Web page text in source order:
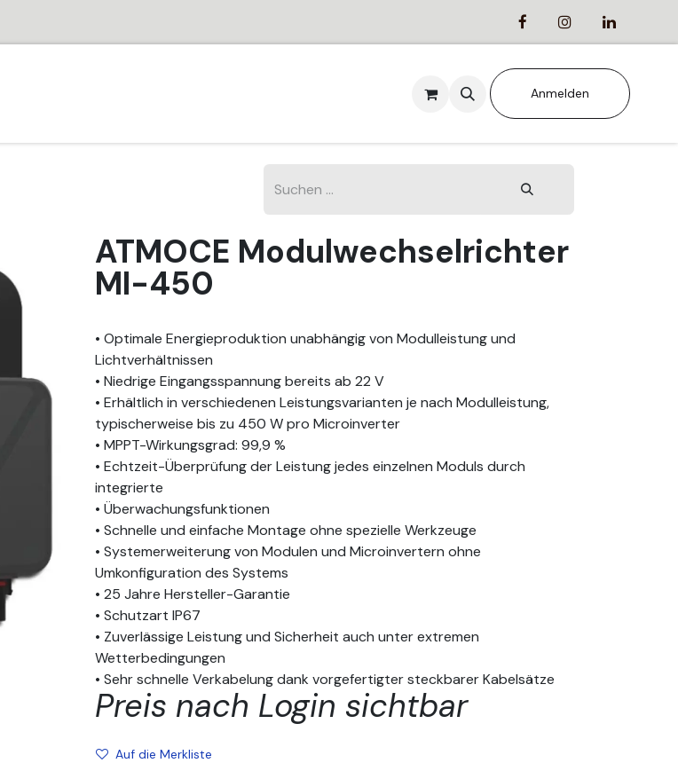
Anmelden
ATMOCE Modulwechselrichter
MI-450
• Optimale Energieproduktion unabhängig von Modulleistung und
Lichtverhältnissen
• Niedrige Eingangsspannung bereits ab 22 V
• Erhältlich in verschiedenen Leistungsvarianten je nach Modulleistung,
typischerweise bis zu 450 W pro Microinverter
• MPPT-Wirkungsgrad: 99,9 %
• Echtzeit-Überprüfung der Leistung jedes einzelnen Moduls durch
integrierte
• Überwachungsfunktionen
• Schnelle und einfache Montage ohne spezielle Werkzeuge
• Systemerweiterung von Modulen und Microinvertern ohne
Umkonfiguration des Systems
• 25 Jahre Hersteller-Garantie
• Schutzart IP67
• Zuverlässige Leistung und Sicherheit auch unter extremen
Wetterbedingungen
• Sehr schnelle Verkabelung dank vorgefertigter steckbarer Kabelsätze
Preis nach Login sichtbar
Auf die Merkliste